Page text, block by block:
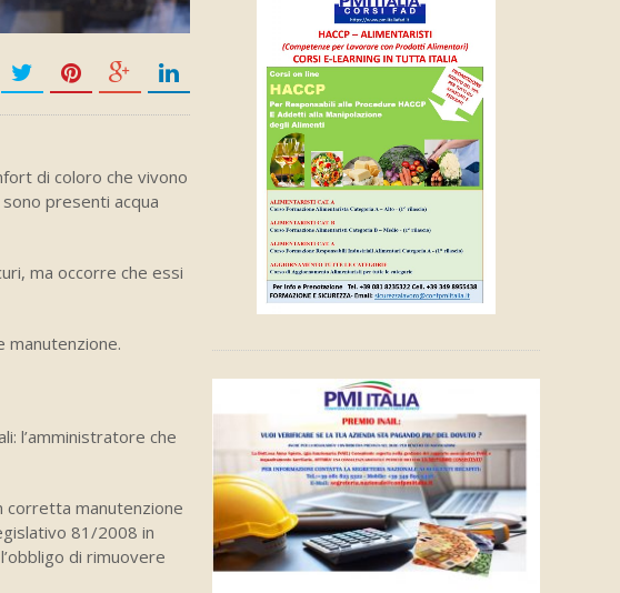
di coloro che vivono
sono presenti acqua
ma occorre che essi
manutenzione.
l’amministratore che
corretta manutenzione
81/2008 in
di rimuovere